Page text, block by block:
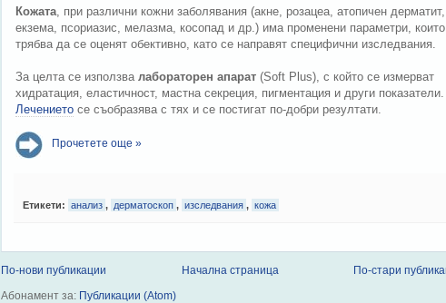
Кожата , при различни кожни заболявания (акне, розацеа, атопичен дерматит,
екзема, псориазис, мелазма, косопад и др.) има променени параметри, които
трябва да се оценят обективно, като се направят специфични изследвания.
За целта се използва лабораторен апарат (Soft Plus), с който се измерват
хидратация, еластичност, мастна секреция, пигментация и други показатели.
Лечението се съобразява с тях и се постигат по-добри резултати.
Прочетете още »
Етикети: анализ , дерматоскоп , изследвания , кожа
По-нови публикации По-стари
Начална страница
Абонамент за: Публикации (Atom)